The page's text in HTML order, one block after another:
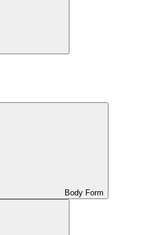
Body Form